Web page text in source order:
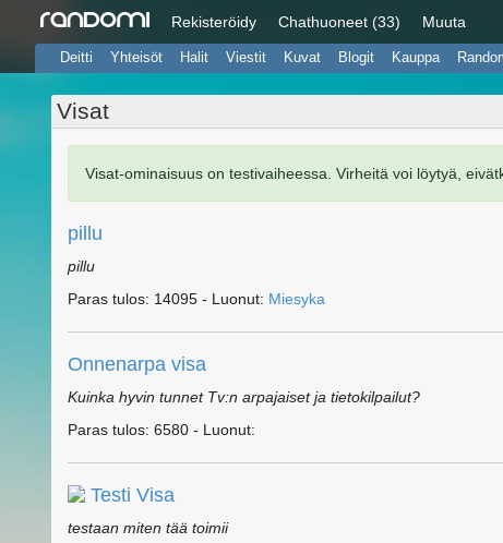
Rekisteröidy Chathuoneet (33) Muuta
Deitti Yhteisöt Halit Viestit Kuvat Blogit Kauppa
Visat
Visat-ominaisuus on testivaiheessa. Virheitä voi löytyä,
pillu
pillu
Paras tulos: 14095 - Luonut: Miesyka
Onnenarpa visa
Kuinka hyvin tunnet Tv:n arpajaiset ja tietokilpailut?
Paras tulos: 6580 - Luonut:
Testi Visa
testaan miten tää toimii